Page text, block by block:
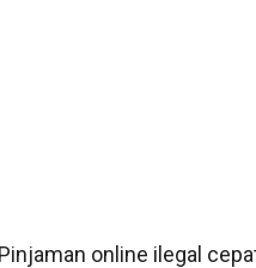
Pinjaman online ilegal